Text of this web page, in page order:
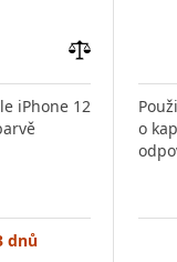
porovnání
iPhone 12
dnů
o